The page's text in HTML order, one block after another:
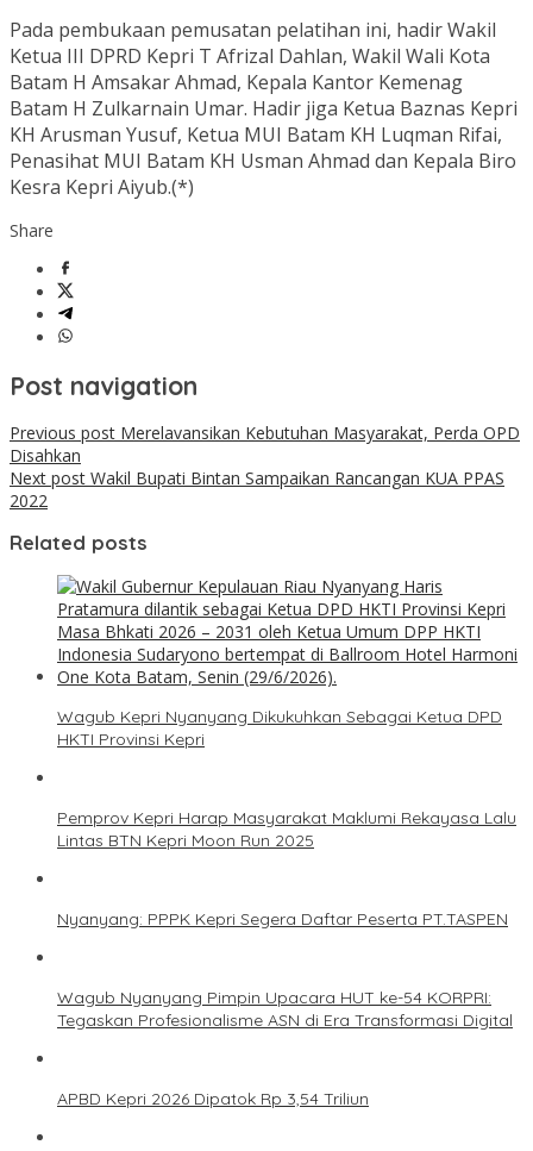
Pada pembukaan pemusatan pelatihan ini, hadir Wakil
Ketua III DPRD Kepri T Afrizal Dahlan, Wakil Wali Kota
Batam H Amsakar Ahmad, Kepala Kantor Kemenag
Batam H Zulkarnain Umar. Hadir jiga Ketua Baznas Kepri
KH Arusman Yusuf, Ketua MUI Batam KH Luqman Rifai,
Penasihat MUI Batam KH Usman Ahmad dan Kepala Biro
Kesra Kepri Aiyub.(*)
Share
Post navigation
Previous post Merelavansikan Kebutuhan Masyarakat, Perda OPD
Disahkan
Next post Wakil Bupati Bintan Sampaikan Rancangan KUA PPAS
2022
Related posts
Wagub Kepri Nyanyang Dikukuhkan Sebagai Ketua DPD
HKTI Provinsi Kepri
Pemprov Kepri Harap Masyarakat Maklumi Rekayasa Lalu
Lintas BTN Kepri Moon Run 2025
Nyanyang: PPPK Kepri Segera Daftar Peserta PT.TASPEN
Wagub Nyanyang Pimpin Upacara HUT ke-54 KORPRI:
Tegaskan Profesionalisme ASN di Era Transformasi Digital
APBD Kepri 2026 Dipatok Rp 3,54 Triliun